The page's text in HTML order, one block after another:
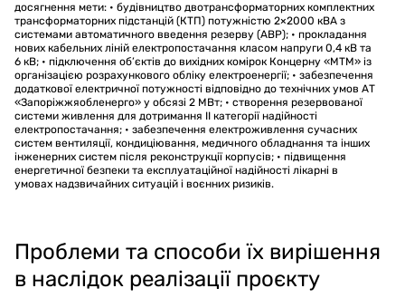
досягнення мети: • будівництво двотрансформаторних комплектних
трансформаторних підстанцій (КТП) потужністю 2×2000 кВА з
системами автоматичного введення резерву (АВР); • прокладання
нових кабельних ліній електропостачання класом напруги 0,4 кВ та
6 кВ; • підключення об’єктів до вихідних комірок Концерну «МТМ» із
організацією розрахункового обліку електроенергії; • забезпечення
додаткової електричної потужності відповідно до технічних умов АТ
«Запоріжжяобленерго» у обсязі 2 МВт; • створення резервованої
системи живлення для дотримання ІІ категорії надійності
електропостачання; • забезпечення електроживлення сучасних
систем вентиляції, кондиціювання, медичного обладнання та інших
інженерних систем після реконструкції корпусів; • підвищення
енергетичної безпеки та експлуатаційної надійності лікарні в
умовах надзвичайних ситуацій і воєнних ризиків.
Проблеми та способи їх вирішення
в наслідок реалізації проєкту